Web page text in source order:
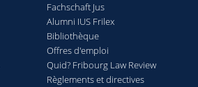
Fachschaft Jus
Alumni IUS Frilex
Bibliothèque
Offres d'emploi
Quid? Fribourg Law Review
Règlements et directives